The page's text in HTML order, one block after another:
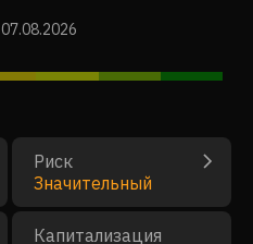
07.08.2026
Риск
Значительный
Капитализация